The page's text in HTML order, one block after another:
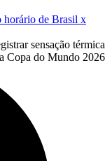
horário de Brasil x
sensação térmica
Copa do Mundo 2026